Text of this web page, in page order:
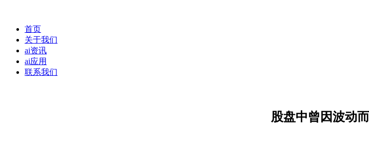
首页
关于我们
ai资讯
ai应用
联系我们
股盘中曾因波动